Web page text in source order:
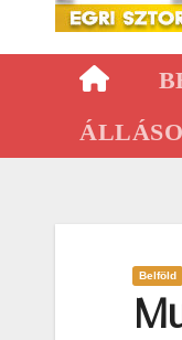
Belföld